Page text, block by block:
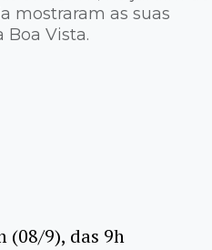
mostraram as suas
Vista.
(08/9), das 9h